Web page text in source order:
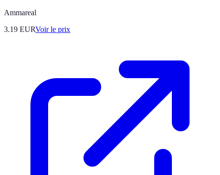
Ammareal
3.19 EURVoir le prix